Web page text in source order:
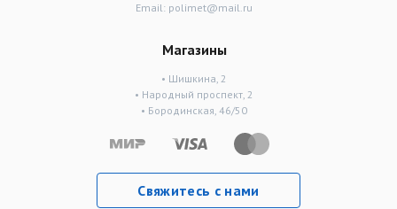
Email: polimet@mail.ru
Магазины
• Шишкина, 2
• Народный проспект, 2
• Бородинская, 46/50
Свяжитесь с нами